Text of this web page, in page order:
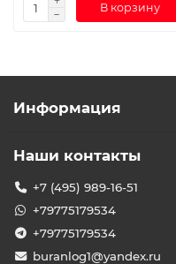
В корзину
Информация
Наши контакты
+7 (495) 989-16-51
+79775179534
+79775179534
buranlog1@yandex.ru